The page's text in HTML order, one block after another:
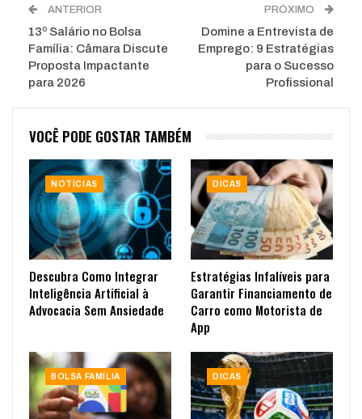
ANTERIOR
13º Salário no Bolsa
Família: Câmara Discute
Proposta Impactante
para 2026
PRÓXIMO
Domine a Entrevista de
Emprego: 9 Estratégias
para o Sucesso
Profissional
VOCÊ PODE GOSTAR TAMBÉM
NOTÍCIAS
Descubra Como Integrar
Inteligência Artificial à
Advocacia Sem Ansiedade
DICAS
Estratégias Infalíveis para
Garantir Financiamento de
Carro como Motorista de
App
BOLSA FAMÍLIA DICAS